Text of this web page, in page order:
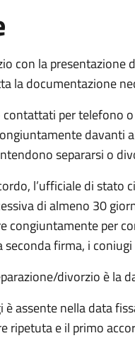
con la
la documentazione
per telefono
davanti
separarsi o
l’ufficiale di stato
di almeno 30
congiuntamente per
seconda firma, i
divorzio è la
è assente nella data
ripetuta e il primo